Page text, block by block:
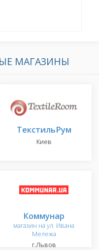
МАГАЗИНЫ
ТекстильРум
Киев
Коммунар
магазин на ул. Ивана
Мележа
г.Львов